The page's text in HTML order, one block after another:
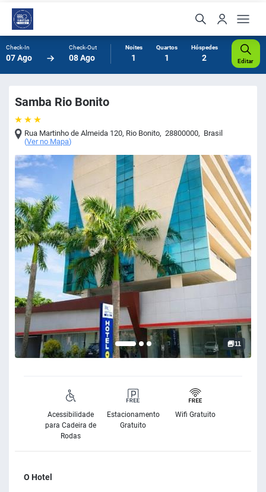
Check-In
07 Ago
Check-Out
08 Ago
Noites
1
Quartos
1
Hóspedes
2 Editar
Samba Rio Bonito
Rua Martinho de Almeida 120, Rio Bonito, 28800000, Brasil
(Ver no Mapa)
11
Acessibilidade
para Cadeira de
Rodas
Estacionamento
Gratuito
Wifi Gratuito
O Hotel